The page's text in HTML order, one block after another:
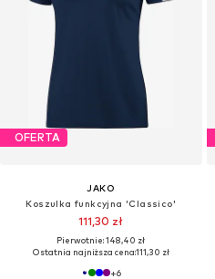
OFERTA
JAKO
Koszulka funkcyjna 'Classico'
111,30 zł
Pierwotnie: 148,40 zł
Ostatnia najniższa cena:111,30 zł
+6